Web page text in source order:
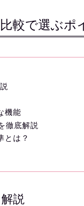
較で選ぶポ
機能
徹底解説
とは？
説